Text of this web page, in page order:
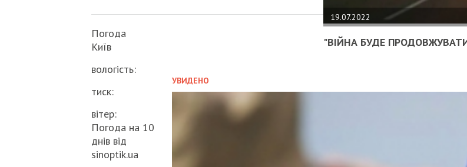
19.07.2022
"ВІЙНА БУДЕ
УВИДЕНО
Погода
Київ
вологість:
тиск:
вітер:
Погода на 10
днів від
sinoptik.ua